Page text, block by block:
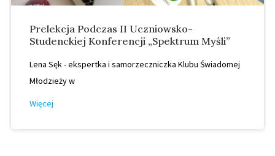
Prelekcja Podczas II Uczniowsko-
Studenckiej Konferencji „Spektrum Myśli”
Lena Sęk - ekspertka i samorzeczniczka Klubu Świadomej
Młodzieży w
Więcej